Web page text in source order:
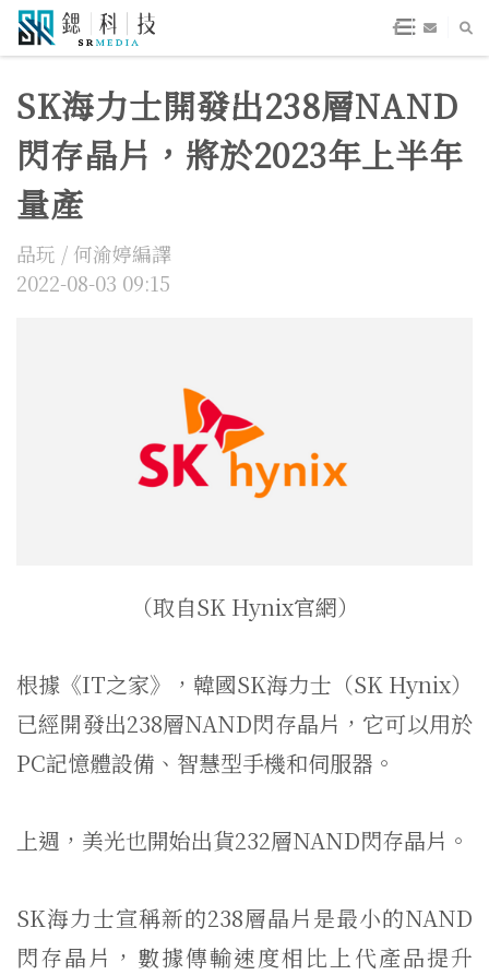
SK海力士開發出238層NAND
閃存晶片，將於2023年上半年
量產
品玩 / 何渝婷編譯
2022-08-03 09:15
（取自SK Hynix官網）
根據《IT之家》，韓國SK海力士（SK Hynix）
已經開發出238層NAND閃存晶片，它可以用於
PC記憶體設備、智慧型手機和伺服器。
上週，美光也開始出貨232層NAND閃存晶片。
SK海力士宣稱新的238層晶片是最小的NAND
閃存晶片，數據傳輸速度相比上代產品提升